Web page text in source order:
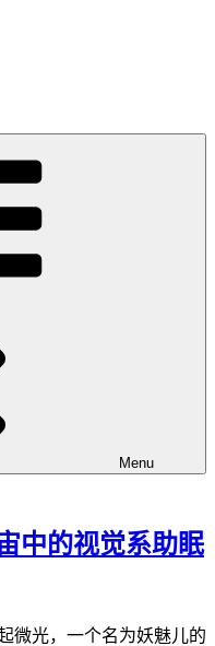
Menu
中的视觉系助眠
微光，一个名为妖魅儿的